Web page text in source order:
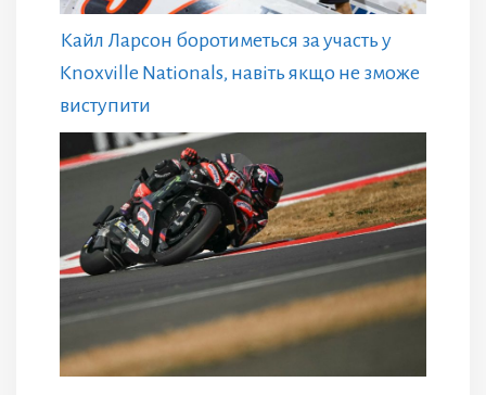
Кайл Ларсон боротиметься за участь у
Knoxville Nationals, навіть якщо не зможе
виступити